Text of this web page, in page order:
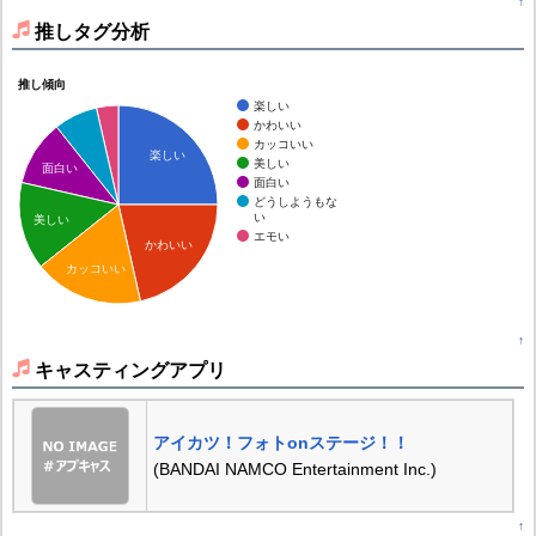
推しタグ分析
推し傾向
楽しい
かわいい
カッコいい
美しい
面白い
どうしようもな
い
エモい
楽しい
かわいい
面白い
美しい
カッコいい
↑
キャスティングアプリ
アイカツ！フォトonステージ！！
(BANDAI NAMCO Entertainment Inc.)
↑